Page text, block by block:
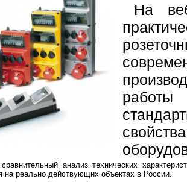
На
работы
анализ технических
на реально действующих объектах в России.